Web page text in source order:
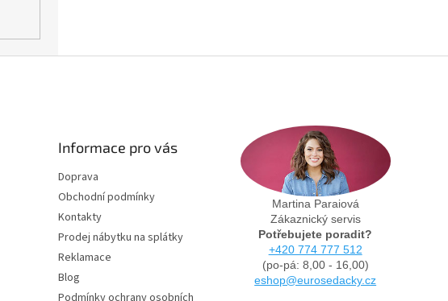
Informace pro vás
Doprava
Obchodní podmínky
Kontakty
Prodej nábytku na splátky
Reklamace
Blog
Martina Paraiová
Zákaznický servis
Potřebujete poradit?
+420 774 777 512
(po-pá: 8,00 - 16,00)
eshop@eurosedacky.cz